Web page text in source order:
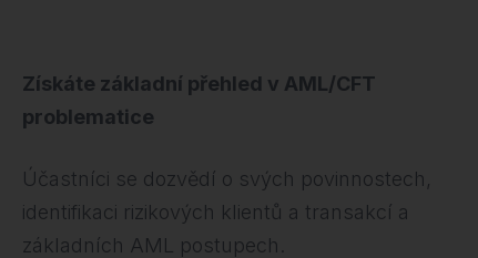
Získáte základní přehled v AML/CFT
problematice
Účastníci se dozvědí o svých povinnostech,
identifikaci rizikových klientů a transakcí a
základních AML postupech.